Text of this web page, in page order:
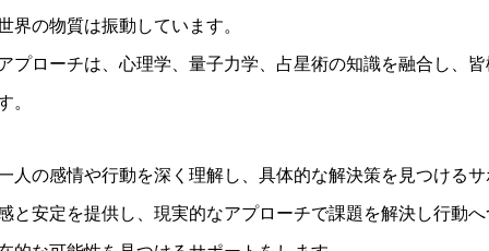
界の物質は振動しています。
プローチは、心理学、量子力学、占星術の知識を融合し、
。
人の感情や行動を深く理解し、具体的な解決策を見つける
と安定を提供し、現実的なアプローチで課題を解決し行動